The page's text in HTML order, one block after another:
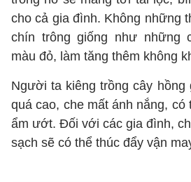
cho cả gia đình. Không những
chín trông giống như những
màu đỏ, làm tăng thêm không
Người ta kiêng trồng cây
quá cao, che mất ánh nắng, có
ẩm ướt. Đối với các gia đình,
sạch sẽ có thể thúc đẩy vận